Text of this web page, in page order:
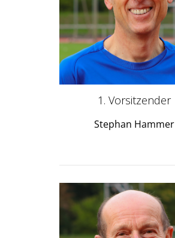
1. Vorsitzender
Stephan Hammer